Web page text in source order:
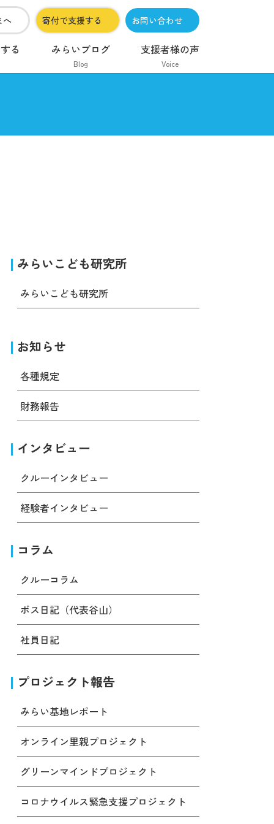
へ 寄付で支援する お問い合わせ
る みらいブログ
Blog
支援者様の声
Voice
みらいこども研究所
みらいこども研究所
お知らせ
各種規定
財務報告
インタビュー
クルーインタビュー
経験者インタビュー
コラム
クルーコラム
ボス日記（代表谷山）
社員日記
プロジェクト報告
みらい基地レポート
オンライン里親プロジェクト
グリーンマインドプロジェクト
コロナウイルス緊急支援プロジェクト